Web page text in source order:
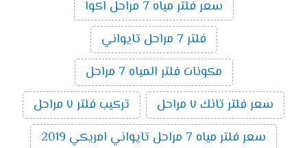
سعر فلتر مياه 7 مراحل اكوا
فلتر 7 مراحل تايواني
مكونات فلتر المياه 7 مراحل
سعر فلتر تانك ٧ مراحل
تركيب فلتر ٧ مراحل
سعر فلتر مياه 7 مراحل تايواني امريكي 2019